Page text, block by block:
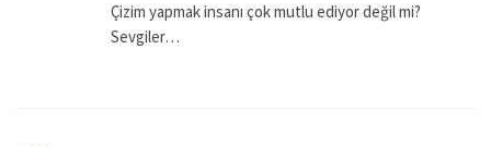
Çizim yapmak insanı çok mutlu ediyor değil mi?
Sevgiler…